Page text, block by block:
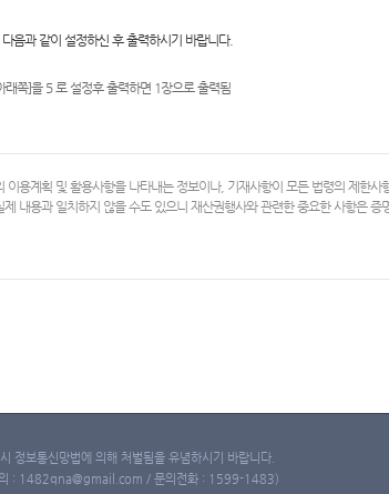
음과 같이 설정하신 후 출력하시기 바랍니다.
쪽]을 5 로 설정후 출력하면 1장으로 출력됨
용계획 및 활용사항을 나타내는 정보이나, 기재사항이 모든 법령의 제한사
내용과 일치하지 않을 수도 있으니 재산권행사와 관련한 중요한 사항은
정보통신망법에 의해 처벌됨을 유념하시기 바랍니다.
의 : 1482qna@gmail.com / 문의전화 : 1599-1483)